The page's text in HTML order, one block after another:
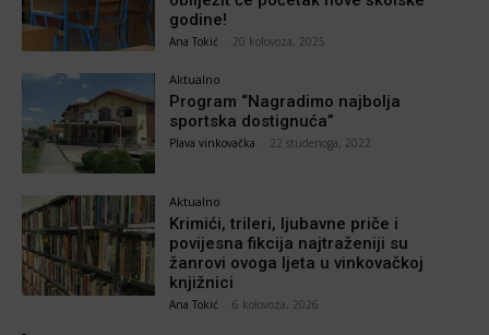
godine!
Ana Tokić 20 kolovoza, 2025
Aktualno
Program “Nagradimo najbolja
sportska dostignuća”
Plava vinkovačka 22 studenoga, 2022
Aktualno
Krimići, trileri, ljubavne priče i
povijesna fikcija najtraženiji su
žanrovi ovoga ljeta u vinkovačkoj
knjižnici
Ana Tokić 6 kolovoza, 2026